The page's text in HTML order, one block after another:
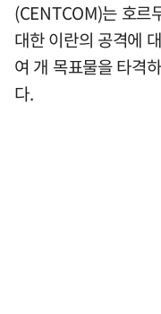
(CENTCOM)는 호르
대한 이란의 공격에
여 개 목표물을 타격
다.